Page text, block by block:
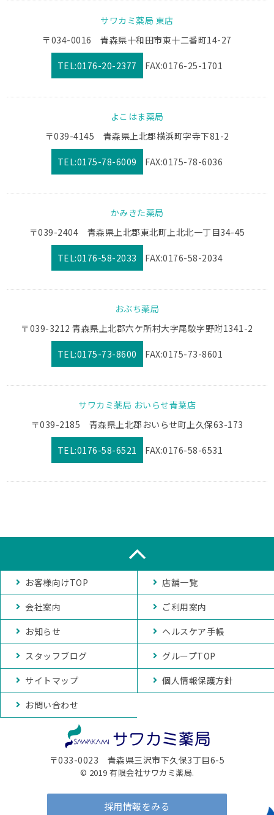
サワカミ薬局 東店
〒034-0016 青森県十和田市東十二番町14-27
TEL:0176-20-2377 FAX:0176-25-1701
よこはま薬局
〒039-4145 青森県上北郡横浜町字寺下81-2
TEL:0175-78-6009 FAX:0175-78-6036
かみきた薬局
〒039-2404 青森県上北郡東北町上北北一丁目34-45
TEL:0176-58-2033 FAX:0176-58-2034
おぶち薬局
〒039-3212 青森県上北郡六ケ所村大字尾駮字野附1341-2
TEL:0175-73-8600 FAX:0175-73-8601
サワカミ薬局 おいらせ青葉店
〒039-2185 青森県上北郡おいらせ町上久保63-173
TEL:0176-58-6521 FAX:0176-58-6531
お客様向けTOP
店舗一覧
会社案内
ご利用案内
お知らせ
ヘルスケア手帳
スタッフブログ
グループTOP
サイトマップ
個人情報保護方針
お問い合わせ
〒033-0023 青森県三沢市下久保3丁目6-5
© 2019 有限会社サワカミ薬局.
採用情報をみる